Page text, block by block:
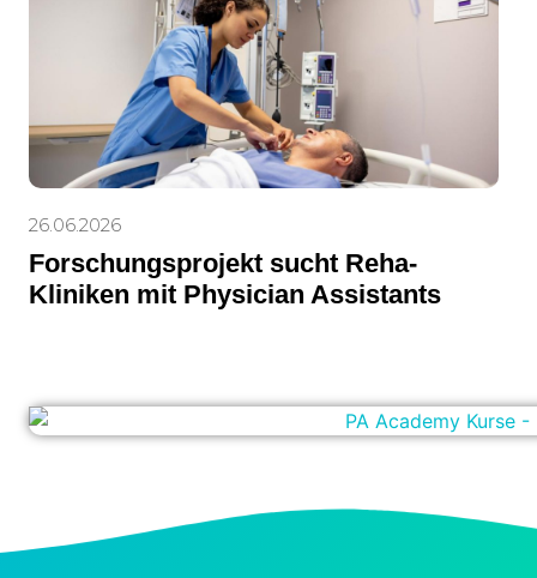
26.06.2026
Forschungsprojekt sucht Reha-
Kliniken mit Physician Assistants